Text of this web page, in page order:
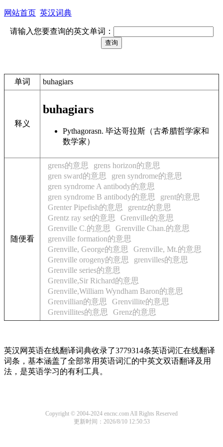
网站首页 英汉词典
请输入您要查询的英文单词：
单词 buhagiars
释义
buhagiars
Pythagorasn. 毕达哥拉斯（古希腊哲学家和
数学家）
随便看
grens的意思
grens horizon的意思
gren sward的意思
gren syndrome的意思
gren syndrome A antibody的意思
gren syndrome B antibody的意思
grent的意思
Grenter Pipefish的意思
grentz的意思
Grentz ray set的意思
Grenville的意思
Grenville C.的意思
Grenville Chan.的意思
grenville formation的意思
Grenville, George的意思
Grenville, Mt.的意思
Grenville orogeny的意思
grenvilles的意思
Grenville series的意思
Grenville,Sir Richard的意思
Grenville,William Wyndham Baron的意思
Grenvillian的意思
Grenvillite的意思
Grenvillites的意思
Grenz的意思
英汉网英语在线翻译词典收录了3779314条英语词汇在线翻译
词条，基本涵盖了全部常用英语词汇的中英文双语翻译及用
法，是英语学习的有利工具。
Copyright © 2004-2024 encnc.com All Rights Reserved
更新时间：2026/8/10 12:50:53